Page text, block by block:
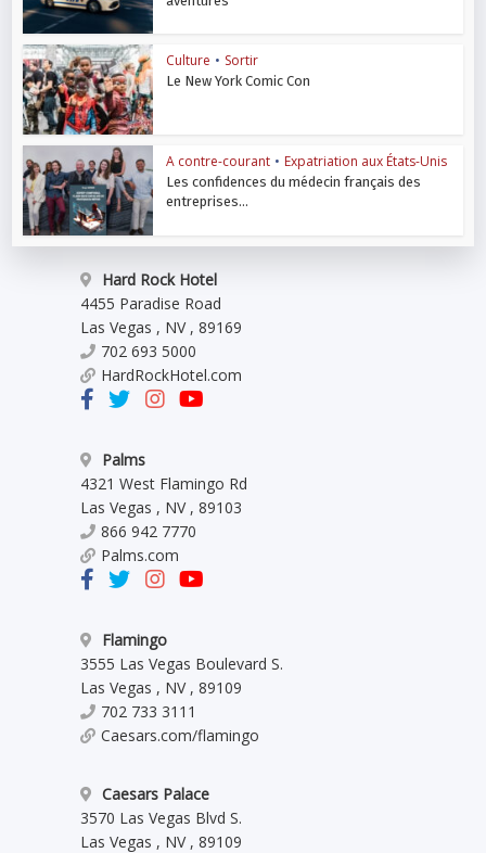
Culture • Sortir
Le New York Comic Con
A contre-courant • Expatriation aux États-Unis
Les confidences du médecin français des
entreprises...
Hard Rock Hotel
4455 Paradise Road
Las Vegas , NV, 89169
702 693 5000
HardRockHotel.com
Palms
4321 West Flamingo Rd
Las Vegas , NV, 89103
866 942 7770
Palms.com
Flamingo
3555 Las Vegas Boulevard S.
Las Vegas , NV, 89109
702 733 3111
Caesars.com/flamingo
Caesars Palace
3570 Las Vegas Blvd S.
Las Vegas , NV, 89109